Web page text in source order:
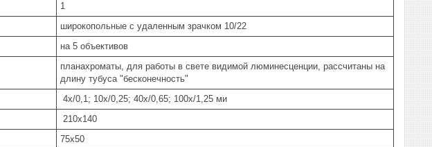
1
широкопольные с удаленным зрачком 10/22
на 5 объективов
планахроматы, для работы в свете видимой люминесценции, рассчитаны на
длину тубуса "бесконечность"
4x/0,1; 10x/0,25; 40x/0,65; 100x/1,25 ми
210х140
75х50